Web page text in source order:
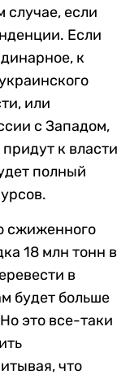
случае, если
Если
к
или
с Западом,
к власти
полный
сжиженного
18 млн тонн в
в
будет больше
это все-таки
что